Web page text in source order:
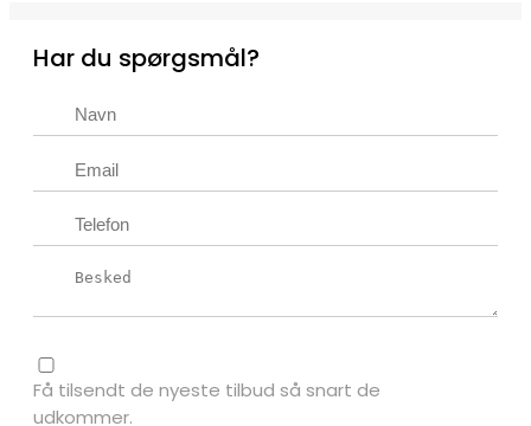
Har du spørgsmål?
Få tilsendt de nyeste tilbud så snart de
udkommer.